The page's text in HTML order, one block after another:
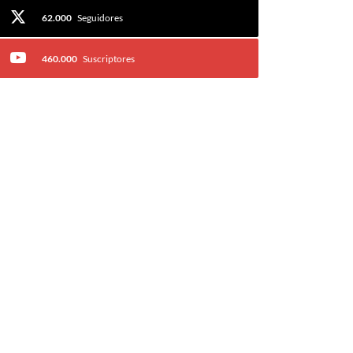
62.000 Seguidores
460.000 Suscriptores